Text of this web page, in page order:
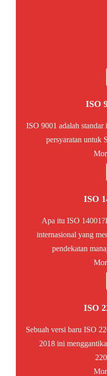
ISO
ISO 9001 adalah standar
persyaratan untuk
ISO
Apa itu ISO
internasional yang
pendekatan
ISO
Sebuah versi baru ISO
2018 ini